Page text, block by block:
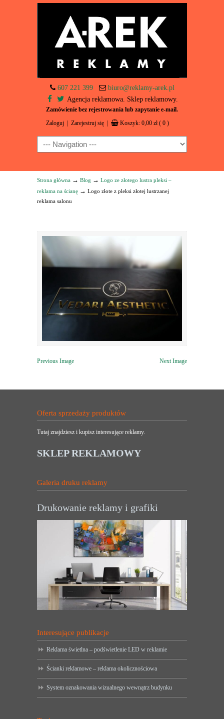
607 221 399
biuro@reklamy-arek.pl
Agencja reklamowa. Sklep reklamowy.
Zamówienie bez rejestrowania lub zapytanie e-mail.
Zaloguj Zarejestruj się Koszyk: 0,00 zł ( 0 )
Navigation
Strona główna → Blog → Logo ze złotego lustra pleksi –
reklama na ścianę → Logo złote z pleksi złotej lustrzanej
reklama salonu
Previous Image Next Image
Oferta sprzedaży produktów
Tutaj znajdziesz i kupisz interesujące reklamy.
SKLEP REKLAMOWY
Galeria druku reklamy
Drukowanie reklamy i grafiki
Interesujące publikacje
Reklama świetlna – podświetlenie LED w reklamie
Ścianki reklamowe – reklama okolicznościowa
System oznakowania wizualnego wewnątrz budynku